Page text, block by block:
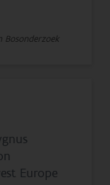
Europe